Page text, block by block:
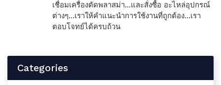
เชื่อมเครื่องตัดพลาสม่า...และสั่งซื้อ อะไหล่อุปกรณ์
ต่างๆ...เราให้คำแนะนำการใช้งานที่ถูกต้อง...เรา
ตอบโจทย์ได้ครบถ้วน
Categories